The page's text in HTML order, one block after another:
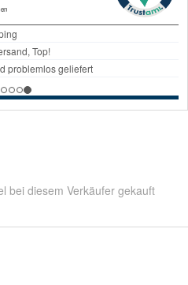
bei diesem Verkäufer gekauft